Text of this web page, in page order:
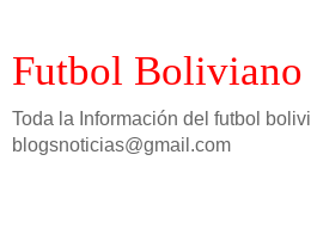
Futbol Boliviano
Toda la Información del futbol
blogsnoticias@gmail.com